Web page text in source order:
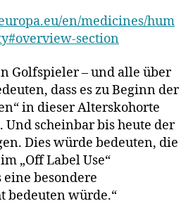
en/medicines/hum
section
Golfspieler – und alle über
dass es zu Beginn der
in dieser Alterskohorte
Und scheinbar bis heute der
Dies würde bedeuten, die
„Off Label Use“
besondere
bedeuten würde.“